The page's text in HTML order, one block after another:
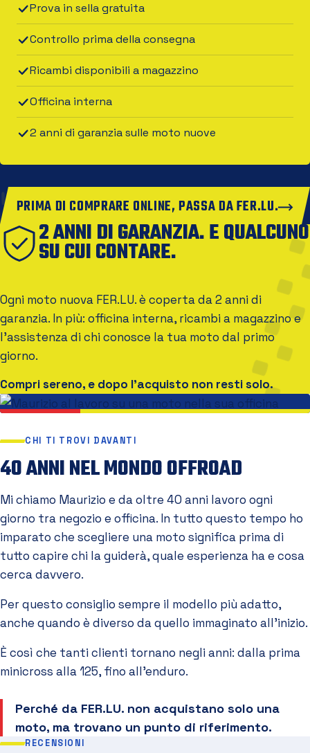
Prova in sella gratuita
Controllo prima della consegna
Ricambi disponibili a magazzino
Officina interna
2 anni di garanzia sulle moto nuove
PRIMA DI COMPRARE ONLINE, PASSA DA FER.LU.
2 ANNI DI GARANZIA. E QUALCUNO
SU CUI CONTARE.
Ogni moto nuova FER.LU. è coperta da 2 anni di
garanzia. In più: officina interna, ricambi a magazzino e
l'assistenza di chi conosce la tua moto dal primo
giorno.
Compri sereno, e dopo l'acquisto non resti solo.
CHI TI TROVI DAVANTI
40 ANNI NEL MONDO OFFROAD
Mi chiamo Maurizio e da oltre 40 anni lavoro ogni
giorno tra negozio e officina. In tutto questo tempo ho
imparato che scegliere una moto significa prima di
tutto capire chi la guiderà, quale esperienza ha e cosa
cerca davvero.
Per questo consiglio sempre il modello più adatto,
anche quando è diverso da quello immaginato all'inizio.
È così che tanti clienti tornano negli anni: dalla prima
minicross alla 125, fino all'enduro.
Perché da FER.LU. non acquistano solo una
moto, ma trovano un punto di riferimento.
RECENSIONI